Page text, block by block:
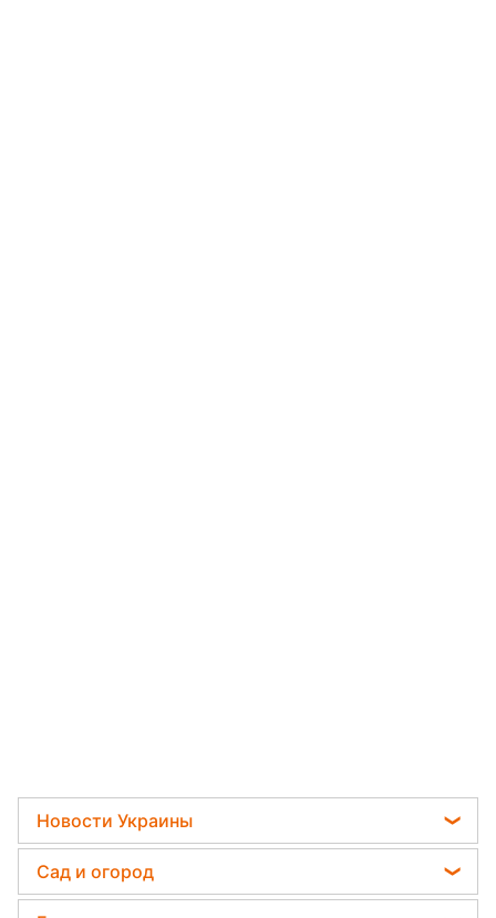
Новости Украины
Телеграм новости Украины
Пенсии в Украине
Сад и огород